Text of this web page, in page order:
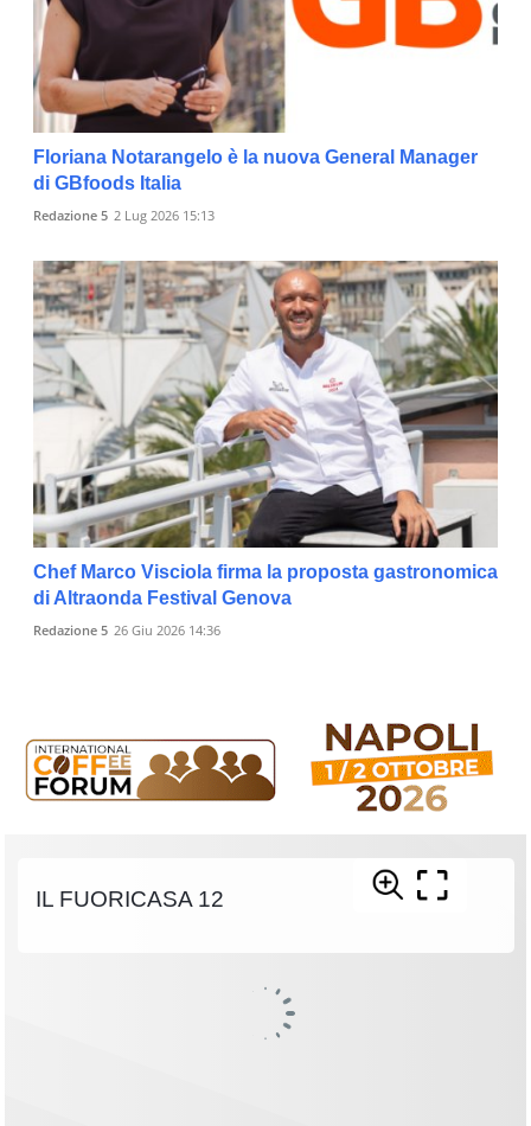
Floriana Notarangelo è la nuova General Manager
di GBfoods Italia
Redazione 5 2 Lug 2026 15:13
Chef Marco Visciola firma la proposta gastronomica
di Altraonda Festival Genova
Redazione 5 26 Giu 2026 14:36